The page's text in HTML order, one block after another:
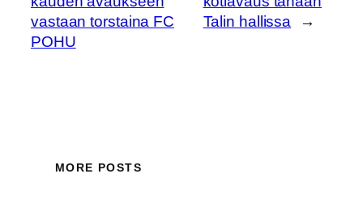
vastaan torstaina FC
POHU
Talin hallissa
→
MORE POSTS